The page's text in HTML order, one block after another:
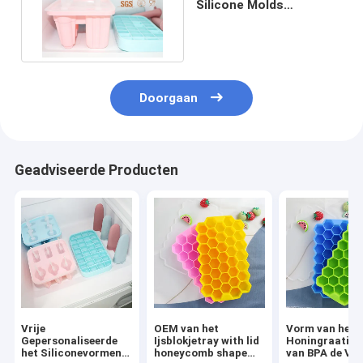
Silicone Molds
Doorgaan
Geadviseerde Producten
Vrije
Gepersonaliseerde
het Siliconevormen
OEM van het
Ijsblokjetray with lid
honeycomb shape
Vorm van het
van BPA de